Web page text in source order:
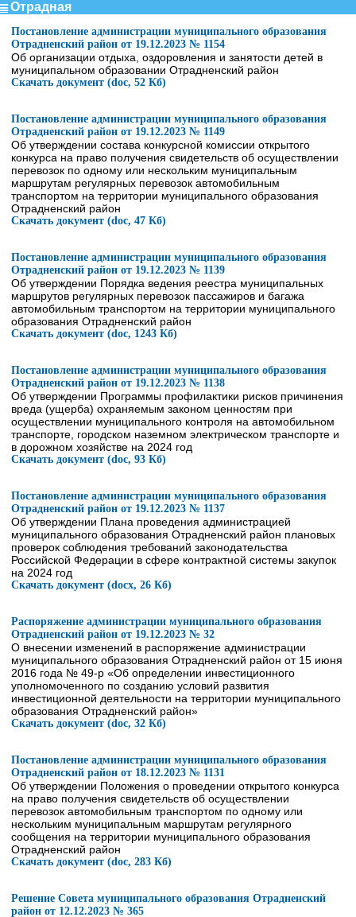
Отрадная
Постановление администрации муниципального образования
Отрадненский район от 19.12.2023 № 1154
Об организации отдыха, оздоровления и занятости детей в
муниципальном образовании Отрадненский район
Скачать документ (doc, 52 Кб)
Постановление администрации муниципального образования
Отрадненский район от 19.12.2023 № 1149
Об утверждении состава конкурсной комиссии открытого
конкурса на право получения свидетельств об осуществлении
перевозок по одному или нескольким муниципальным
маршрутам регулярных перевозок автомобильным
транспортом на территории муниципального образования
Отрадненский район
Скачать документ (doc, 47 Кб)
Постановление администрации муниципального образования
Отрадненский район от 19.12.2023 № 1139
Об утверждении Порядка ведения реестра муниципальных
маршрутов регулярных перевозок пассажиров и багажа
автомобильным транспортом на территории муниципального
образования Отрадненский район
Скачать документ (doc, 1243 Кб)
Постановление администрации муниципального образования
Отрадненский район от 19.12.2023 № 1138
Об утверждении Программы профилактики рисков причинения
вреда (ущерба) охраняемым законом ценностям при
осуществлении муниципального контроля на автомобильном
транспорте, городском наземном электрическом транспорте и
в дорожном хозяйстве на 2024 год
Скачать документ (doc, 93 Кб)
Постановление администрации муниципального образования
Отрадненский район от 19.12.2023 № 1137
Об утверждении Плана проведения администрацией
муниципального образования Отрадненский район плановых
проверок соблюдения требований законодательства
Российской Федерации в сфере контрактной системы закупок
на 2024 год
Скачать документ (docx, 26 Кб)
Распоряжение администрации муниципального образования
Отрадненский район от 19.12.2023 № 32
О внесении изменений в распоряжение администрации
муниципального образования Отрадненский район от 15 июня
2016 года № 49-р «Об определении инвестиционного
уполномоченного по созданию условий развития
инвестиционной деятельности на территории муниципального
образования Отрадненский район»
Скачать документ (doc, 32 Кб)
Постановление администрации муниципального образования
Отрадненский район от 18.12.2023 № 1131
Об утверждении Положения о проведении открытого конкурса
на право получения свидетельств об осуществлении
перевозок автомобильным транспортом по одному или
нескольким муниципальным маршрутам регулярного
сообщения на территории муниципального образования
Отрадненский район
Скачать документ (doc, 283 Кб)
Решение Совета муниципального образования Отрадненский
район от 12.12.2023 № 365